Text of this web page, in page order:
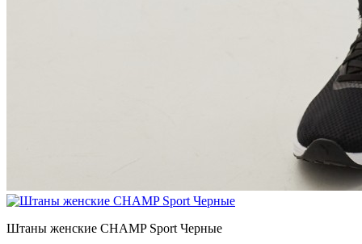
Штаны женские CHAMP Sport Черные